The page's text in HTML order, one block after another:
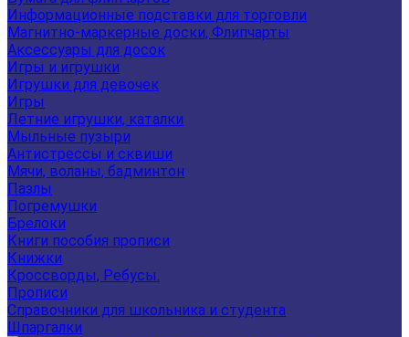
Информационные подставки для торговли
Магнитно-маркерные доски, Флипчарты
Аксессуары для досок
Игры и игрушки
Игрушки для девочек
Игры
Летние игрушки, каталки
Мыльные пузыри
Антистрессы и сквиши
Мячи, воланы, бадминтон
Пазлы
Погремушки
Брелоки
Книги пособия прописи
Книжки
Кроссворды, Ребусы.
Прописи
Справочники для школьника и студента
Шпаргалки